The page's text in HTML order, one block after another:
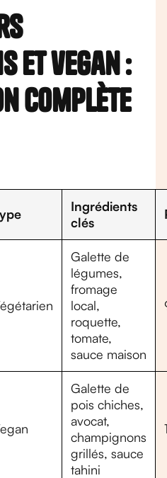
et vegan :
complète
Ingrédients
clés
Galette de
légumes,
fromage
local,
roquette,
tomate,
sauce maison
Galette de
pois chiches,
avocat,
champignons
grillés, sauce
tahini